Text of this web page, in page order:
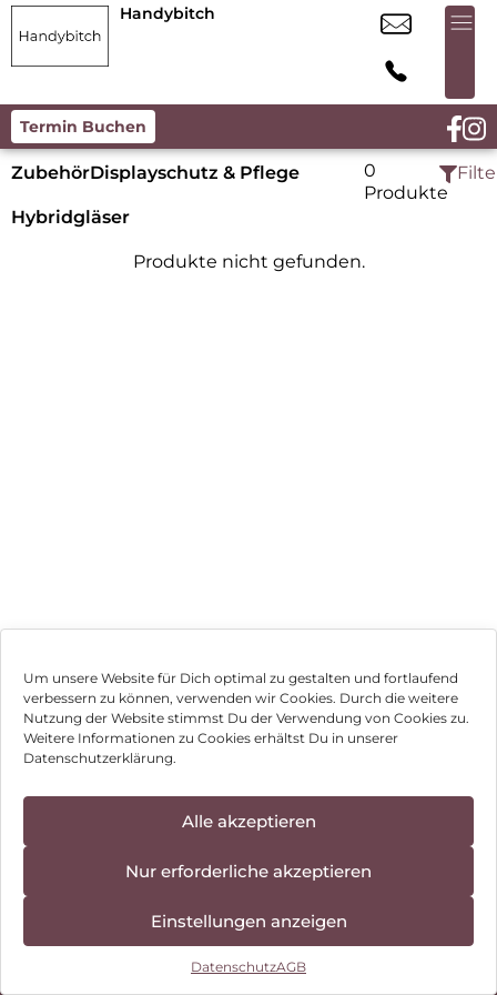
Um unsere Website für Dich optimal zu gestalten und fortlaufend
verbessern zu können, verwenden wir Cookies. Durch die weitere
Nutzung der Website stimmst Du der Verwendung von Cookies zu.
Weitere Informationen zu Cookies erhältst Du in unserer
Datenschutzerklärung.
Alle akzeptieren
Nur erforderliche akzeptieren
Einstellungen anzeigen
DatenschutzAGB
Handybitch
Termin Buchen
ZubehörDisplayschutz & Pflege
Hybridgläser
0
Produkte
Produkte nicht gefunden.
Impressum
Hinweis zur Batterieentsorgung
Newsletter
, Brodos AG – All Rights Reserved.